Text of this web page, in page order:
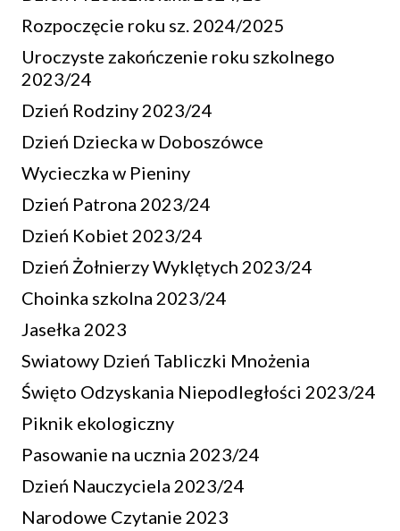
Rozpoczęcie roku sz. 2024/2025
Uroczyste zakończenie roku szkolnego
2023/24
Dzień Rodziny 2023/24
Dzień Dziecka w Doboszówce
Wycieczka w Pieniny
Dzień Patrona 2023/24
Dzień Kobiet 2023/24
Dzień Żołnierzy Wyklętych 2023/24
Choinka szkolna 2023/24
Jasełka 2023
Swiatowy Dzień Tabliczki Mnożenia
Święto Odzyskania Niepodległości 2023/24
Piknik ekologiczny
Pasowanie na ucznia 2023/24
Dzień Nauczyciela 2023/24
Narodowe Czytanie 2023